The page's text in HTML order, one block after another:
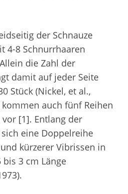
der Schnauze
4-8 Schnurrhaaren
die Zahl der
damit auf jeder Seite
Stück (Nickel, et al.,
auch fünf Reihen
[1]. Entlang der
eine Doppelreihe
kürzerer Vibrissen in
bis 3 cm Länge